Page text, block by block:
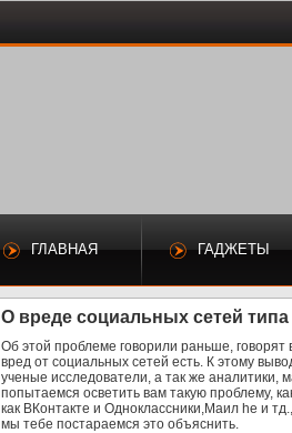
ГЛАВНАЯ ГАДЖЕТЫ
О вреде социальных сетей типа
Об этой проблеме говорили раньше,
вред от социальных сетей есть. К этому
ученые исследователи, а так же аналитики,
попытаемся осветить вам такую проблему,
как ВКонтакте и Одноклассники,Маил he и
мы тебе постараемся это объяснить.